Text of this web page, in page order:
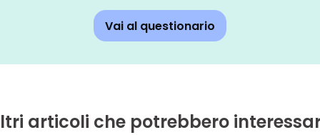
Vai al questionario
articoli che potrebbero